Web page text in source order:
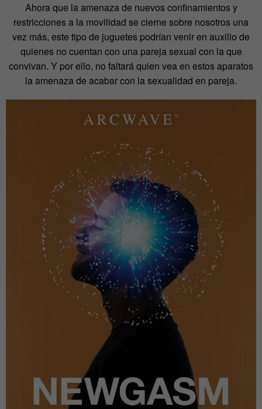
Ahora que la amenaza de nuevos confinamientos y
restricciones a la movilidad se cierne sobre nosotros una
vez más, este tipo de juguetes podrían venir en auxilio de
quienes no cuentan con una pareja sexual con la que
convivan. Y por ello, no faltará quien vea en estos aparatos
la amenaza de acabar con la sexualidad en pareja.